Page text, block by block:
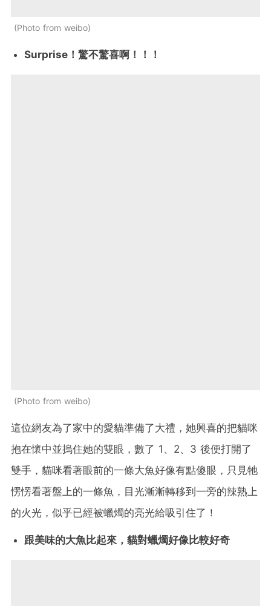
Photo from weibo
Surprise！驚不驚喜啊！！！
Photo from weibo
這位網友為了家中的愛貓準備了大禮，她興喜的把貓咪
抱在懷中並摀住她的雙眼，數了 1、2、3 後便打開了
雙手，貓咪看著眼前的一條大魚好像有點傻眼，只見牠
愣愣看著盤上的一條魚，目光漸漸轉移到一旁的辣熟上
的火光，似乎已經被蠟燭的亮光給吸引住了！
跟美味的大魚比起來，貓對蠟燭好像比較好奇